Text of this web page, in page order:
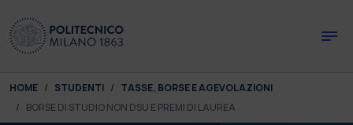
You are here:
HOME STUDENTI
TASSE, BORSE E AGEVOLAZIONI
BORSE DI STUDIO NON DSU E PREMI DI LAUREA